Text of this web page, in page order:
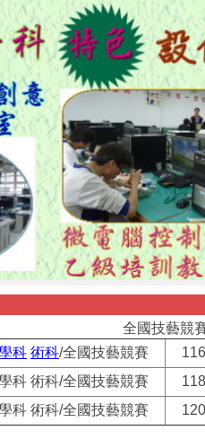
全國技藝競
科 術科/全國技藝競賽
科 術科/全國技藝競賽
科 術科/全國技藝競賽